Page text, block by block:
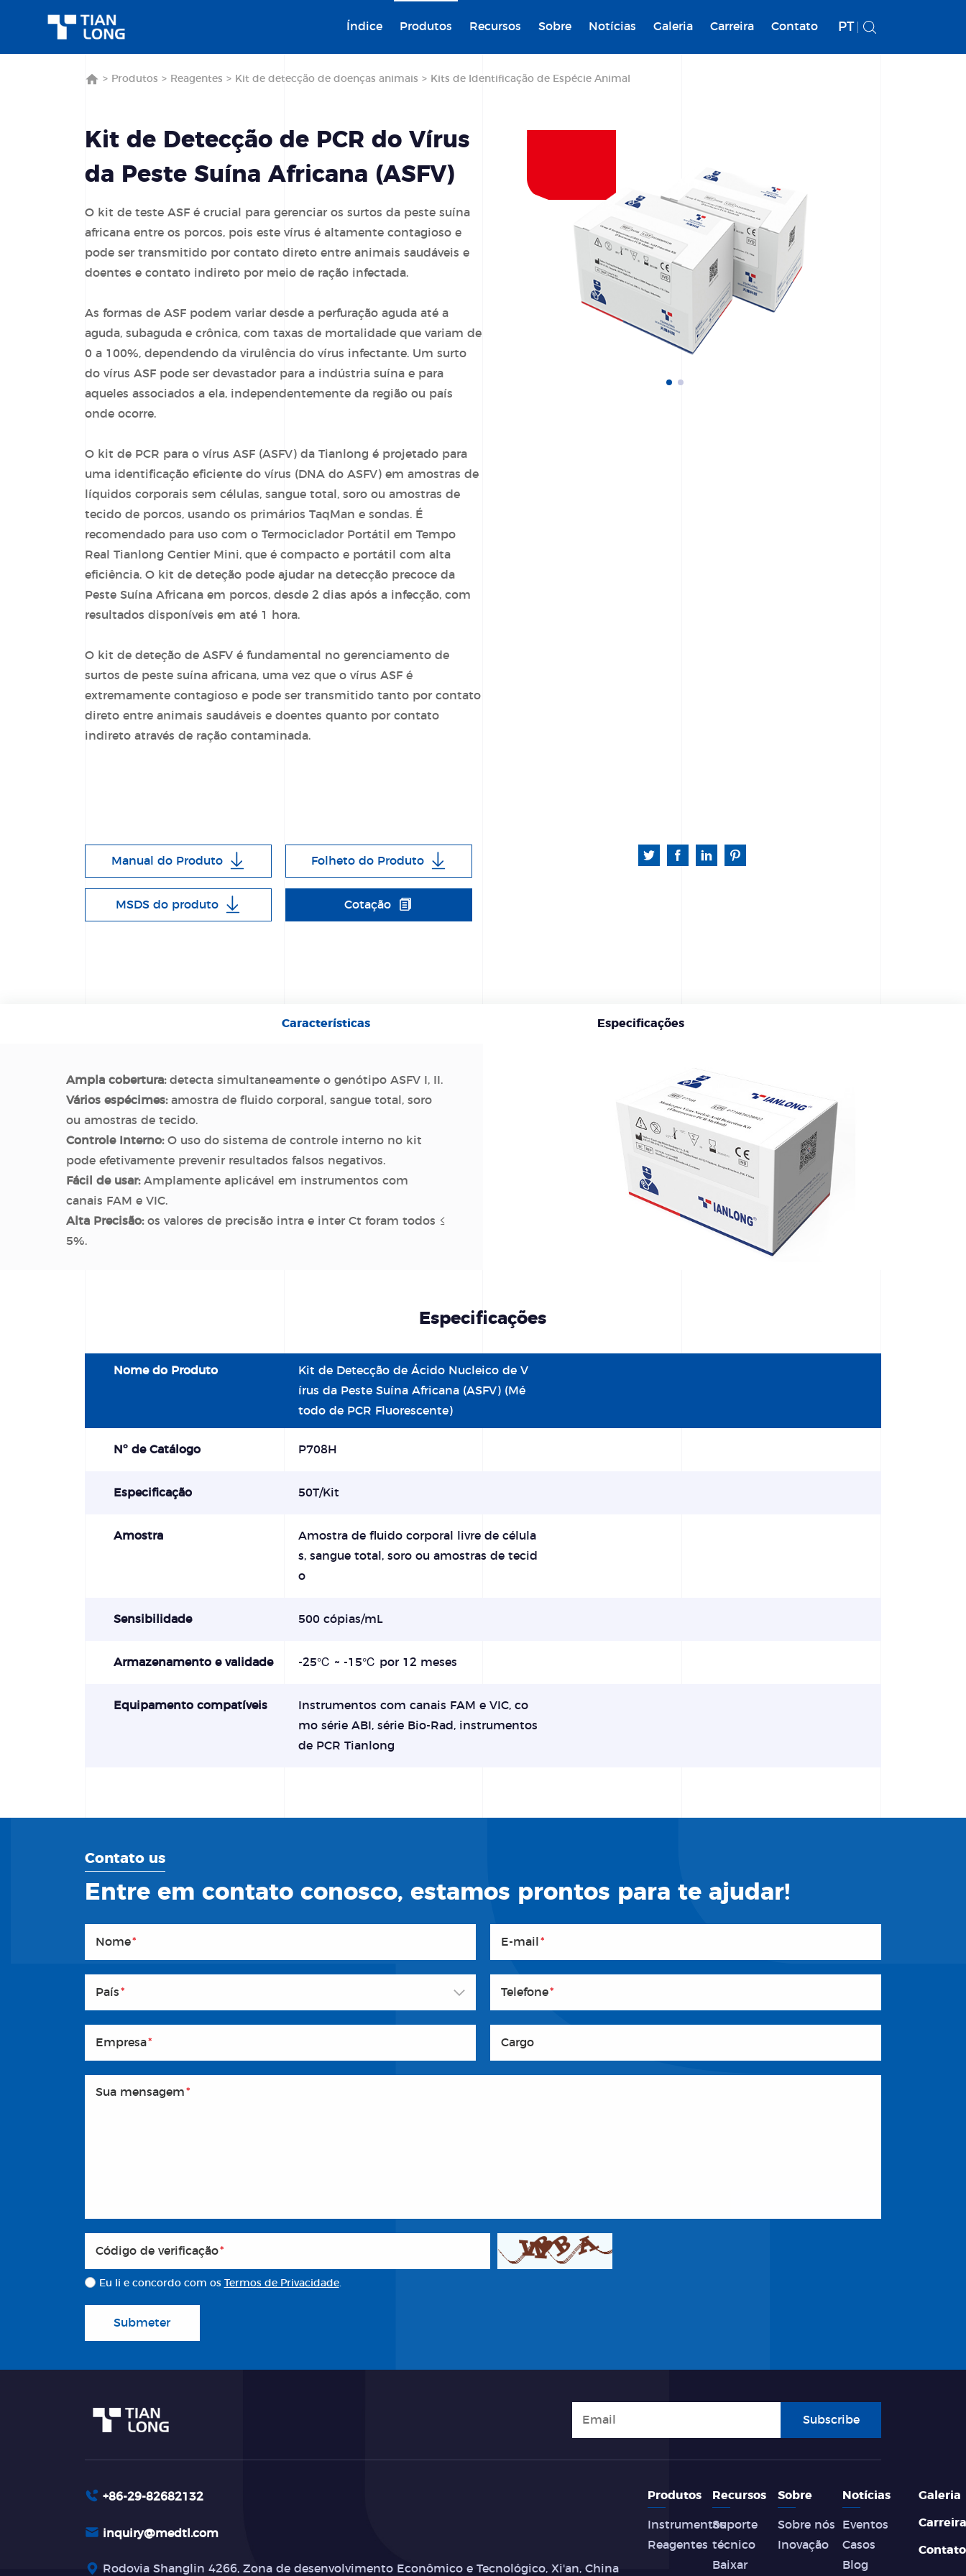
Índice Produtos Recursos Sobre Notícias Galeria Carreira Contato PT
> Produtos > Reagentes > Kit de detecção de doenças animais > Kits de Identificação de Espécie Animal
Kit de Detecção de PCR do Vírus
da Peste Suína Africana (ASFV)
O kit de teste ASF é crucial para gerenciar os surtos da peste suína
africana entre os porcos, pois este vírus é altamente contagioso e
pode ser transmitido por contato direto entre animais saudáveis e
doentes e contato indireto por meio de ração infectada.
As formas de ASF podem variar desde a perfuração aguda até a
aguda, subaguda e crônica, com taxas de mortalidade que variam de
0 a 100%, dependendo da virulência do vírus infectante. Um surto
do vírus ASF pode ser devastador para a indústria suína e para
aqueles associados a ela, independentemente da região ou país
onde ocorre.
O kit de PCR para o vírus ASF (ASFV) da Tianlong é projetado para
uma identificação eficiente do vírus (DNA do ASFV) em amostras de
líquidos corporais sem células, sangue total, soro ou amostras de
tecido de porcos, usando os primários TaqMan e sondas. É
recomendado para uso com o Termociclador Portátil em Tempo
Real Tianlong Gentier Mini, que é compacto e portátil com alta
eficiência. O kit de deteção pode ajudar na detecção precoce da
Peste Suína Africana em porcos, desde 2 dias após a infecção, com
resultados disponíveis em até 1 hora.
O kit de deteção de ASFV é fundamental no gerenciamento de
surtos de peste suína africana, uma vez que o vírus ASF é
extremamente contagioso e pode ser transmitido tanto por contato
direto entre animais saudáveis e doentes quanto por contato
indireto através de ração contaminada.
Manual do Produto Folheto do Produto
MSDS do produto Cotação
Características Especificações
Ampla cobertura: detecta simultaneamente o genótipo ASFV I, II.
Vários espécimes: amostra de fluido corporal, sangue total, soro
ou amostras de tecido.
Controle Interno: O uso do sistema de controle interno no kit
pode efetivamente prevenir resultados falsos negativos.
Fácil de usar: Amplamente aplicável em instrumentos com
canais FAM e VIC.
Alta Precisão:os valores de precisão intra e inter Ct foram todos ≤
5%.
Especificações
Nome do Produto
Kit de Detecção de Ácido Nucleico de V
írus da Peste Suína Africana (ASFV) (Mé
todo de PCR Fluorescente)
Nº de Catálogo P708H
Especificação 50T/Kit
Amostra
Amostra de fluido corporal livre de célula
s, sangue total, soro ou amostras de tecid
o
Sensibilidade 500 cópias/mL
Armazenamento e validade -25℃ ~ -15℃ por 12 meses
Equipamento compatíveis
Instrumentos com canais FAM e VIC, co
mo série ABI, série Bio-Rad, instrumentos
de PCR Tianlong
Contato us
Entre em contato conosco, estamos prontos para te ajudar!
Nome* E-mail *
País* Telefone*
Empresa* Cargo
Sua mensagem*
Código de verificação*
Eu li e concordo com os Termos de Privacidade.
Submeter
Subscribe
+86-29-82682132
inquiry@medtl.com
Rodovia Shanglin 4266, Zona de desenvolvimento Econômico e Tecnológico, Xi'an, China
Produtos
Instrumentos
Reagentes
Recursos
Suporte
técnico
Baixar
Sobre
Sobre nós
Inovação
Notícias
Eventos
Casos
Blog
Galeria
Carreira
Contato